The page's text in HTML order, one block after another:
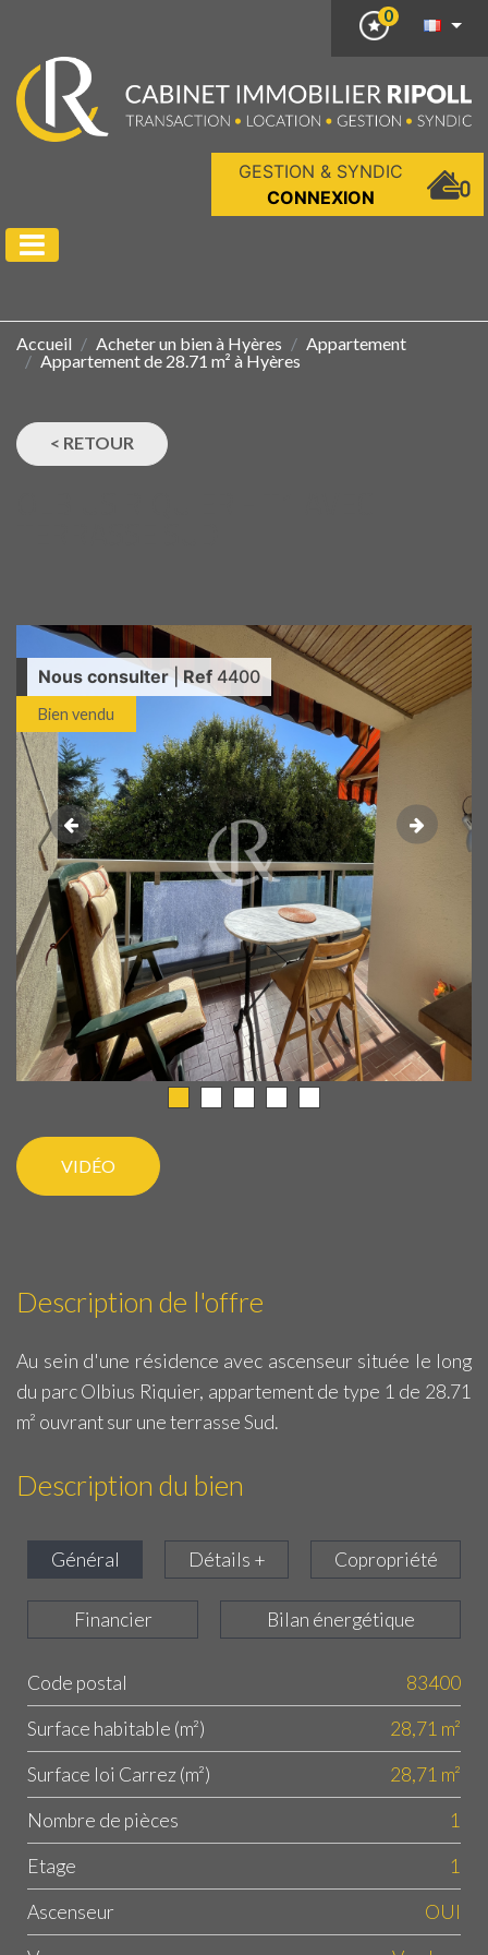
0
GESTION & SYNDIC
CONNEXION
Accueil Acheter un bien à Hyères
Appartement
Appartement de 28.71 m² à Hyères
< RETOUR
Bien vendu
Nous consulter |Ref 4400
VIDÉO
Description de l'offre
Au sein d'une résidence avec ascenseur située le long
du parc Olbius Riquier, appartement de type 1 de 28.71
m² ouvrant sur une terrasse Sud.
Description du bien
Général Détails + Copropriété
Financier Bilan énergétique
Label Value
Code postal
83400
Surface habitable (m²)
28,71 m²
Surface loi Carrez (m²)
28,71 m²
Nombre de pièces
1
Etage
1
Ascenseur
OUI